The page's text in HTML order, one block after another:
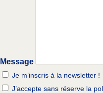
Message
Je m’inscris à la newsletter !
J’accepte sans réserve la